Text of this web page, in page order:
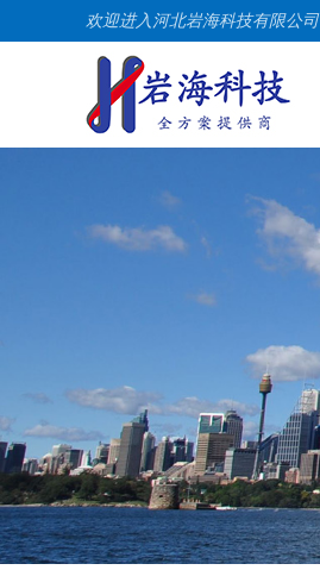
欢迎进入河北岩海科技有限公司